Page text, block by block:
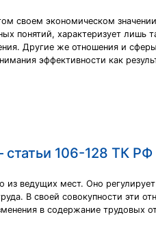
своем экономическом
понятий, характеризует лишь
Другие же отношения и
эффективности как
статьи 106-128 ТК РФ
ведущих мест. Оно
В своей совокупности эти
в содержание трудовых